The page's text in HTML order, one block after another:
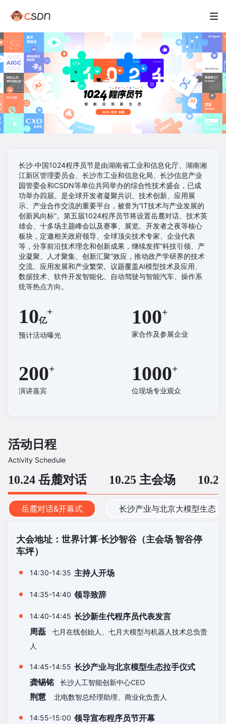
长沙·中国1024程序员节是由湖南省工业和信息化厅、湖南湘
江新区管理委员会、长沙市工业和信息化局、长沙信息产业
园管委会和CSDN等单位共同举办的综合性技术盛会，已成
功举办四届。是全球开发者凝聚共识、技术创新、应用展
示、产业合作交流的重要平台，被誉为“IT技术与产业发展的
创新风向标”。第五届1024程序员节将设置岳麓对话、技术英
雄会、十多场主题峰会以及赛事、展览、开发者之夜等核心
板块，定邀相关政府领导、全球顶尖技术专家、企业代表
等，分享前沿技术理念和创新成果，继续发挥“科技引领、产
业凝聚、人才聚集、创新汇聚”效应，推动政产学研界的技术
交流、应用发展和产业繁荣。议题覆盖AI模型技术及应用、
数据技术、软件开发智能化、自动驾驶与智能汽车、操作系
统等热点方向。
10亿
预计活动曝光
100
家合作及参展企业
200
演讲嘉宾
1000
位现场专业观众
活动日程
Activity Schedule
10.24 岳麓对话 10.25 主会场
岳麓对话&开幕式 长沙产业与北京大模型生态
大会地址：世界计算·长沙智谷（主会场 智谷停
车坪）
14:30-14:35 主持人开场
14:35-14:40 领导致辞
14:40-14:45 长沙新生代程序员代表发言
周磊
七月在线创始人、七月大模型与机器人技术总负责
人
14:45-14:55 长沙产业与北京模型生态拉手仪式
龚锡铭
长沙人工智能创新中心CEO
荆慧 北电数智总经理助理、商业化负责人
14:55-15:00 领导宣布程序员节开幕